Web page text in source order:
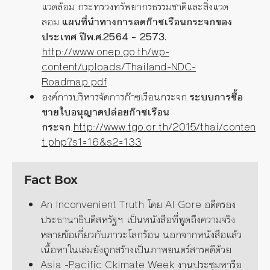
แวดล้อม กระทรวงทรัพยากรธรรมชาติและสิ่งแวด
ลอม.แผนที่นําทางการลดก๊าซเรือนกระจกของ
ประเทศปีพ.ศ.2564 – 2573.
http://www.onep.go.th/wp-
content/uploads/Thailand-NDC-
Roadmap.pdf
องค์การบริหารจัดการก๊าซเรือนกระจก.ระบบการซื้อ
ขายใบอนุญาตปล่อยก๊าซเรือน
กระจก.http://www.tgo.or.th/2015/thai/conten
t.php?s1=16&s2=133
Fact Box
An Inconvenient Truth โดย Al Gore อดีตรอง
ประธานาธิบดีสหรัฐฯ เป็นหนังสือที่พูดถึงความจริง
หลายข้อเกี่ยวกับภาวะโลกร้อน นอกจากหนังสือแล้ว
เนื้อหาในเล่มยังถูกสร้างเป็นภาพยนตร์สารคดีด้วย
Asia -Pacific Ckimate Week งานประชุมหารือ